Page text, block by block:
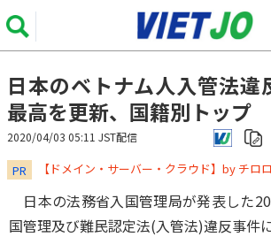
日本のベトナム人入管法違
最高を更新、国籍別トップ
2020/04/03 05:11 JST配信
PR 【ドメイン・サーバー・クラウド】by チロ
日本の法務省入国管理局が発表した
国管理及び難民認定法(入管法)違反事件